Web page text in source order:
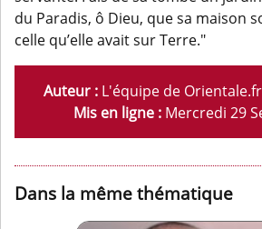
du Paradis, ô Dieu, que sa maison
celle qu’elle avait sur Terre."
Auteur : L'équipe de Orientale.fr
Mis en ligne : Mercredi 29
Dans la même thématique